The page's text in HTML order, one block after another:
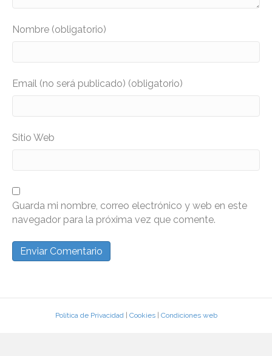
Nombre (obligatorio)
Email (no será publicado) (obligatorio)
Sitio Web
Guarda mi nombre, correo electrónico y web en este
navegador para la próxima vez que comente.
Política de Privacidad| Cookies| Condiciones web